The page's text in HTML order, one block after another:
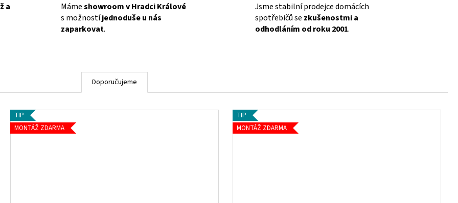
a
Mámeshowroom v Hradci Králové
s možnostíjednoduše u nás
zaparkovat.
Jsme stabilní prodejce domácích
spotřebičů se zkušenostmi a
odhodláním od roku 2001.
Doporučujeme
TIP
MONTÁŽ ZDARMA
TIP
MONTÁŽ ZDARMA